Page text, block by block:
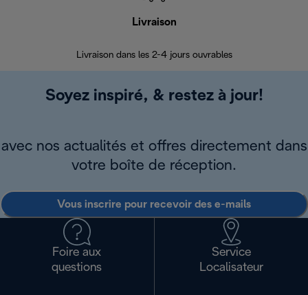
Livraison
Livraison dans les 2-4 jours ouvrables
Soyez inspiré, & restez à jour!
avec nos actualités et offres directement dans
votre boîte de réception.
Vous inscrire pour recevoir des e-mails
Foire aux
questions
Service
Localisateur